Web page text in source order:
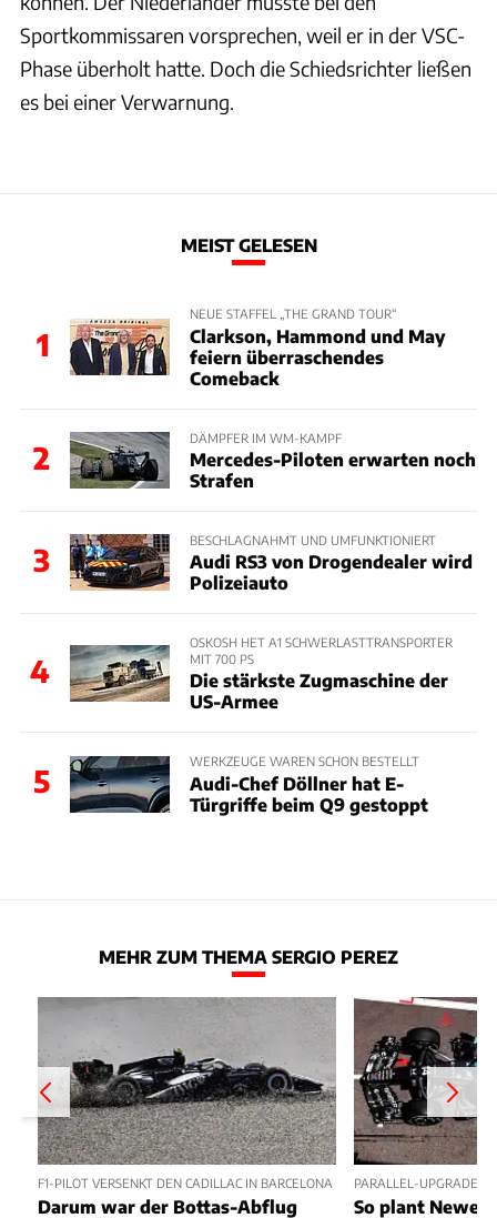
Sportkommissaren vorsprechen, weil er in der VSC-
Phase überholt hatte. Doch die Schiedsrichter ließen
es bei einer Verwarnung.
MEIST GELESEN
1
NEUE STAFFEL „THE GRAND TOUR“
Clarkson, Hammond und May
feiern überraschendes
Comeback
2
DÄMPFER IM WM-KAMPF
Mercedes-Piloten erwarten noch
Strafen
3
BESCHLAGNAHMT UND UMFUNKTIONIERT
Audi RS3 von Drogendealer wird
Polizeiauto
4
OSKOSH HET A1 SCHWERLASTTRANSPORTER
MIT 700 PS
Die stärkste Zugmaschine der
US-Armee
5
WERKZEUGE WAREN SCHON BESTELLT
Audi-Chef Döllner hat E-
Türgriffe beim Q9 gestoppt
MEHR ZUM THEMA SERGIO PEREZ
F1-PILOT VERSENKT DEN CADILLAC IN BARCELONA
Darum war der Bottas-Abflug
PARALLEL-UPGRADE
So plant Newey